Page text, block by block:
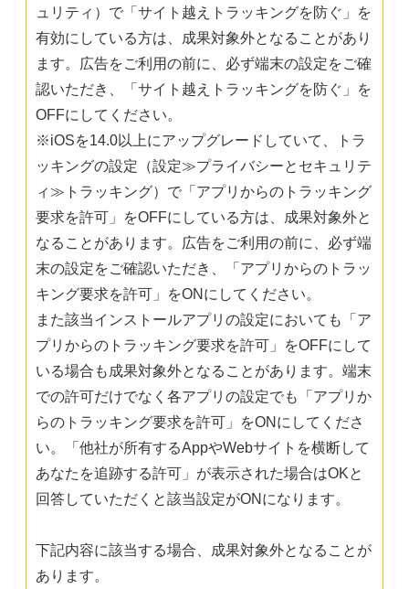
ュリティ）で「サイト越えトラッキングを防ぐ」を
有効にしている方は、成果対象外となることがあり
ます。広告をご利用の前に、必ず端末の設定をご確
認いただき、「サイト越えトラッキングを防ぐ」を
OFFにしてください。
※iOSを14.0以上にアップグレードしていて、トラ
ッキングの設定（設定≫プライバシーとセキュリテ
ィ≫トラッキング）で「アプリからのトラッキング
要求を許可」をOFFにしている方は、成果対象外と
なることがあります。広告をご利用の前に、必ず端
末の設定をご確認いただき、「アプリからのトラッ
キング要求を許可」をONにしてください。
また該当インストールアプリの設定においても「ア
プリからのトラッキング要求を許可」をOFFにして
いる場合も成果対象外となることがあります。端末
での許可だけでなく各アプリの設定でも「アプリか
らのトラッキング要求を許可」をONにしてくださ
い。「他社が所有するAppやWebサイトを横断して
あなたを追跡する許可」が表示された場合はOKと
回答していただくと該当設定がONになります。
下記内容に該当する場合、成果対象外となることが
あります。